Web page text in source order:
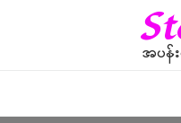
အပန်